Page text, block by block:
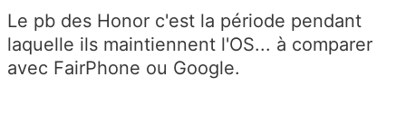
Le pb des Honor c'est la période pendant
laquelle ils maintiennent l'OS... à comparer
avec FairPhone ou Google.